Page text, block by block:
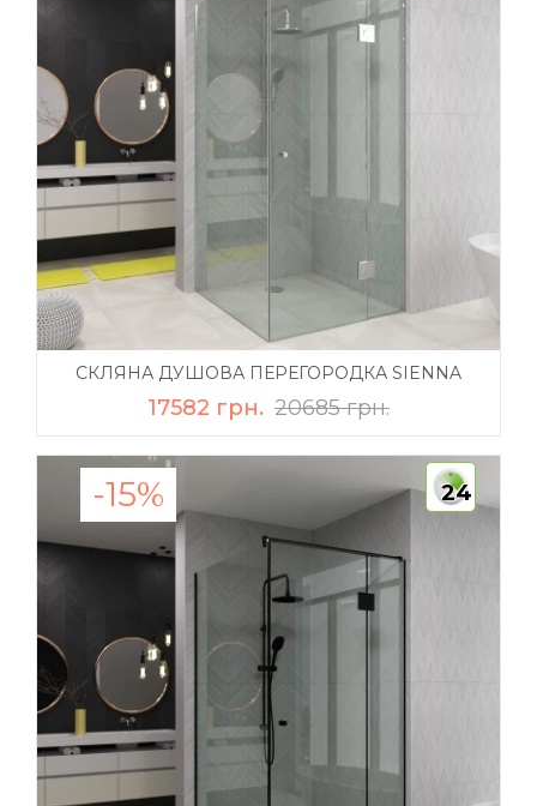
СКЛЯНА ДУШОВА ПЕРЕГОРОДКА SIENNA
17582 грн. 20685 грн.
-15% 24